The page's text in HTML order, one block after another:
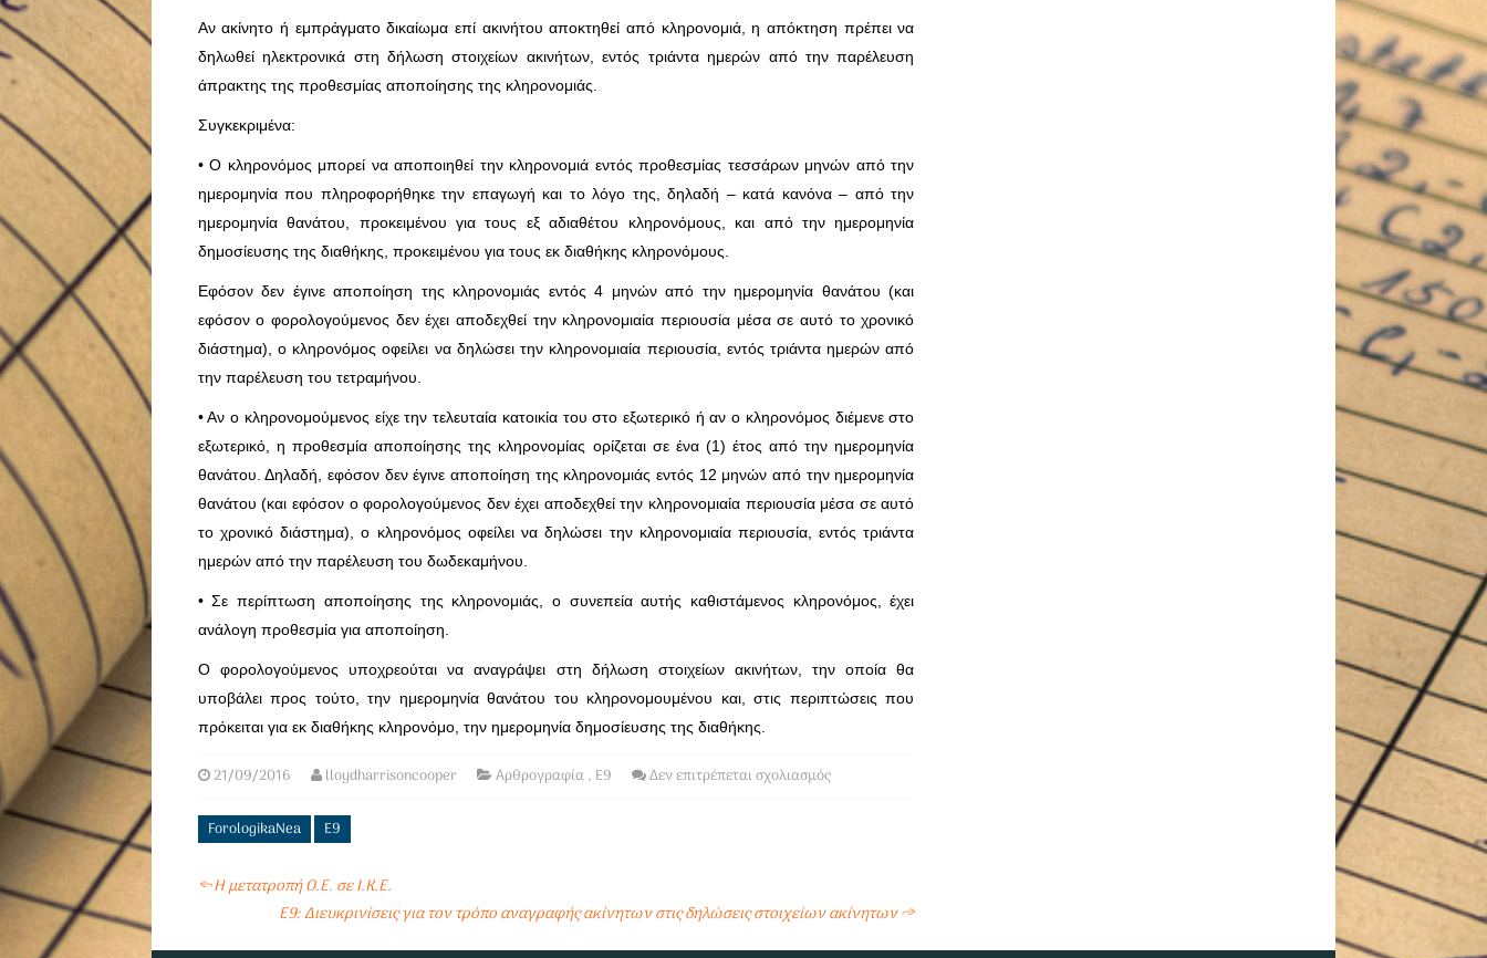
Αν ακίνητο ή εμπράγματο δικαίωμα επί ακινήτου αποκτηθεί από κληρονομιά, η απόκτηση πρέπει να
δηλωθεί ηλεκτρονικά στη δήλωση στοιχείων ακινήτων, εντός τριάντα ημερών από την παρέλευση
άπρακτης της προθεσμίας αποποίησης της κληρονομιάς.
Συγκεκριμένα:
• Ο κληρονόμος μπορεί να αποποιηθεί την κληρονομιά εντός προθεσμίας τεσσάρων μηνών από την
ημερομηνία που πληροφορήθηκε την επαγωγή και το λόγο της, δηλαδή – κατά κανόνα – από την
ημερομηνία θανάτου, προκειμένου για τους εξ αδιαθέτου κληρονόμους, και από την ημερομηνία
δημοσίευσης της διαθήκης, προκειμένου για τους εκ διαθήκης κληρονόμους.
Εφόσον δεν έγινε αποποίηση της κληρονομιάς εντός 4 μηνών από την ημερομηνία θανάτου (και
εφόσον ο φορολογούμενος δεν έχει αποδεχθεί την κληρονομιαία περιουσία μέσα σε αυτό το χρονικό
διάστημα), ο κληρονόμος οφείλει να δηλώσει την κληρονομιαία περιουσία, εντός τριάντα ημερών από
την παρέλευση του τετραμήνου.
• Αν ο κληρονομούμενος είχε την τελευταία κατοικία του στο εξωτερικό ή αν ο κληρονόμος διέμενε στο
εξωτερικό, η προθεσμία αποποίησης της κληρονομίας ορίζεται σε ένα (1) έτος από την ημερομηνία
θανάτου. Δηλαδή, εφόσον δεν έγινε αποποίηση της κληρονομιάς εντός 12 μηνών από την ημερομηνία
θανάτου (και εφόσον ο φορολογούμενος δεν έχει αποδεχθεί την κληρονομιαία περιουσία μέσα σε αυτό
το χρονικό διάστημα), ο κληρονόμος οφείλει να δηλώσει την κληρονομιαία περιουσία, εντός τριάντα
ημερών από την παρέλευση του δωδεκαμήνου.
• Σε περίπτωση αποποίησης της κληρονομιάς, ο συνεπεία αυτής καθιστάμενος κληρονόμος, έχει
ανάλογη προθεσμία για αποποίηση.
Ο φορολογούμενος υποχρεούται να αναγράψει στη δήλωση στοιχείων ακινήτων, την οποία θα
υποβάλει προς τούτο, την ημερομηνία θανάτου του κληρονομουμένου και, στις περιπτώσεις που
πρόκειται για εκ διαθήκης κληρονόμο, την ημερομηνία δημοσίευσης της διαθήκης.
21/09/2016 lloydharrisoncooper Αρθρογραφία, Ε9 Δεν επιτρέπεται σχολιασμός
ForologikaNea Ε9
←Η μετατροπή Ο.Ε. σε Ι.Κ.Ε.
E9: Διευκρινίσεις για τον τρόπο αναγραφής ακίνητων στις δηλώσεις στοιχείων ακίνητων→